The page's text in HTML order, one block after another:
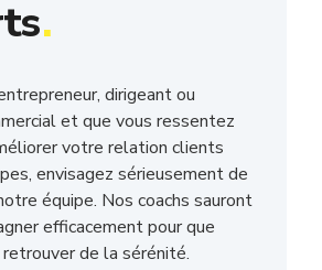
.
dirigeant ou
et que vous ressentez
votre relation clients
envisagez sérieusement de
équipe. Nos coachs sauront
efficacement pour que
de la sérénité.